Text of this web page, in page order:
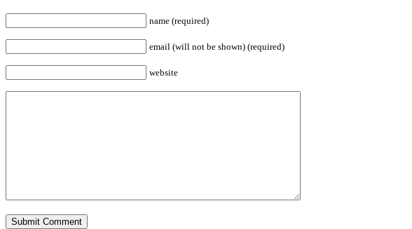
name (required)
email (will not be shown) (required)
website